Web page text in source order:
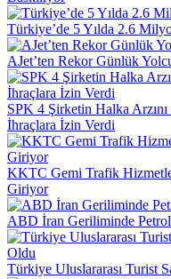
Türkiye’de 5 Yılda 2.6
AJet’ten Rekor Günlük Yolcu
SPK 4 Şirketin Halka Arzını
İhraçlara İzin Verdi
KKTC Gemi Trafik
Giriyor
ABD İran Geriliminde
Türkiye Uluslararası Turist